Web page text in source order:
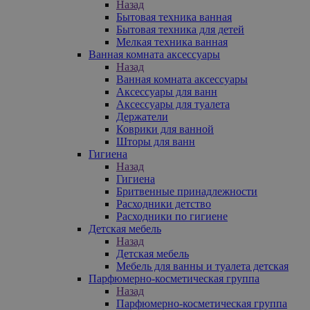
Назад
Бытовая техника ванная
Бытовая техника для детей
Мелкая техника ванная
Ванная комната аксессуары
Назад
Ванная комната аксессуары
Аксессуары для ванн
Аксессуары для туалета
Держатели
Коврики для ванной
Шторы для ванн
Гигиена
Назад
Гигиена
Бритвенные принадлежности
Расходники детство
Расходники по гигиене
Детская мебель
Назад
Детская мебель
Мебель для ванны и туалета детская
Парфюмерно-косметическая группа
Назад
Парфюмерно-косметическая группа